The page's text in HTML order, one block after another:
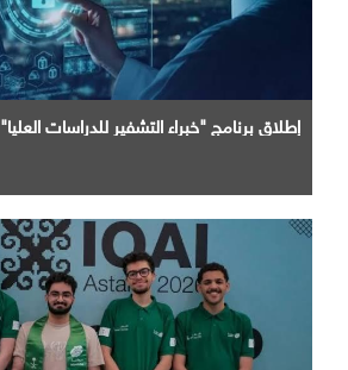
إطلاق برنامج "خبراء التشفير للدراسات العليا"